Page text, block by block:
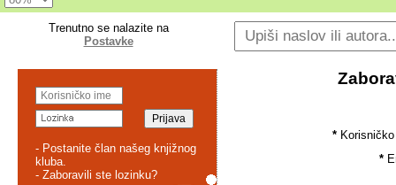
Trenutno se nalazite na
Postavke
- Postanite član našeg knjižnog
kluba.
- Zaboravili ste lozinku?
*
*